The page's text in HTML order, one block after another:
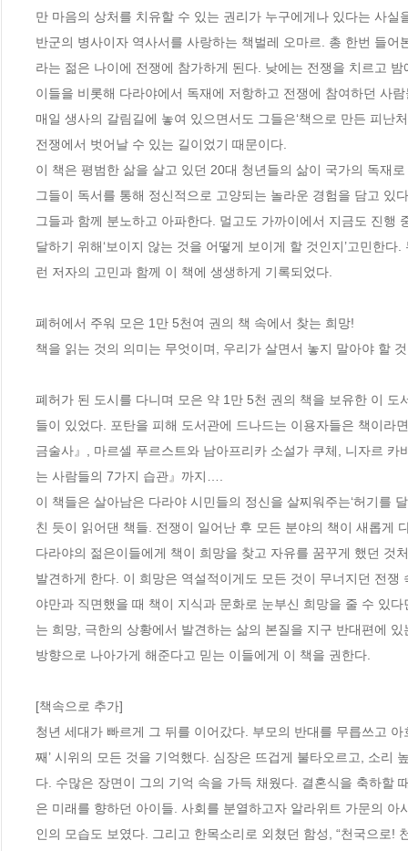
만 마음의 상처를 치유할 수 있는 권리가 누구에게나 있다는 사
반군의 병사이자 역사서를 사랑하는 책벌레 오마르. 총 한번 들
라는 젊은 나이에 전쟁에 참가하게 된다. 낮에는 전쟁을 치르고
이들을 비롯해 다라야에서 독재에 저항하고 전쟁에 참여하던 사
매일 생사의 갈림길에 놓여 있으면서도 그들은‘책으로 만든 피난
전쟁에서 벗어날 수 있는 길이었기 때문이다.
이 책은 평범한 삶을 살고 있던 20대 청년들의 삶이 국가의 독재
그들이 독서를 통해 정신적으로 고양되는 놀라운 경험을 담고
그들과 함께 분노하고 아파한다. 멀고도 가까이에서 지금도 진
달하기 위해‘보이지 않는 것을 어떻게 보이게 할 것인지’고민한
런 저자의 고민과 함께 이 책에 생생하게 기록되었다.
폐허에서 주워 모은 1만 5천여 권의 책 속에서 찾는 희망!
책을 읽는 것의 의미는 무엇이며, 우리가 살면서 놓지 말아야 할
폐허가 된 도시를 다니며 모은 약 1만 5천 권의 책을 보유한 이
들이 있었다. 포탄을 피해 도서관에 드나드는 이용자들은 책이라
금술사』, 마르셀 푸르스트와 남아프리카 소설가 쿠체, 니자르
는 사람들의 7가지 습관』까지….
이 책들은 살아남은 다라야 시민들의 정신을 살찌워주는‘허기를
친 듯이 읽어댄 책들. 전쟁이 일어난 후 모든 분야의 책이 새롭게
다라야의 젊은이들에게 책이 희망을 찾고 자유를 꿈꾸게 했던 것
발견하게 한다. 이 희망은 역설적이게도 모든 것이 무너지던 전
야만과 직면했을 때 책이 지식과 문화로 눈부신 희망을 줄 수 있
는 희망, 극한의 상황에서 발견하는 삶의 본질을 지구 반대편에
방향으로 나아가게 해준다고 믿는 이들에게 이 책을 권한다.
[책속으로 추가]
청년 세대가 빠르게 그 뒤를 이어갔다. 부모의 반대를 무릅쓰고
째’ 시위의 모든 것을 기억했다. 심장은 뜨겁게 불타오르고, 소리
다. 수많은 장면이 그의 기억 속을 가득 채웠다. 결혼식을 축하할
은 미래를 향하던 아이들. 사회를 분열하고자 알라위트 가문의 아
인의 모습도 보였다. 그리고 한목소리로 외쳤던 함성, “천국으로